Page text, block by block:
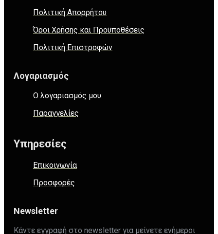
Πολιτική Απορρήτου
Όροι Χρήσης και Προϋποθέσεις
Πολιτική Επιστροφών
Λογαριασμός
Ο λογαριασμός μου
Παραγγελίες
Υπηρεσίες
Επικοινωνία
Προσφορές
Newsletter
Κάντε εγγραφή στο newsletter για μείνετε ενήμεροι